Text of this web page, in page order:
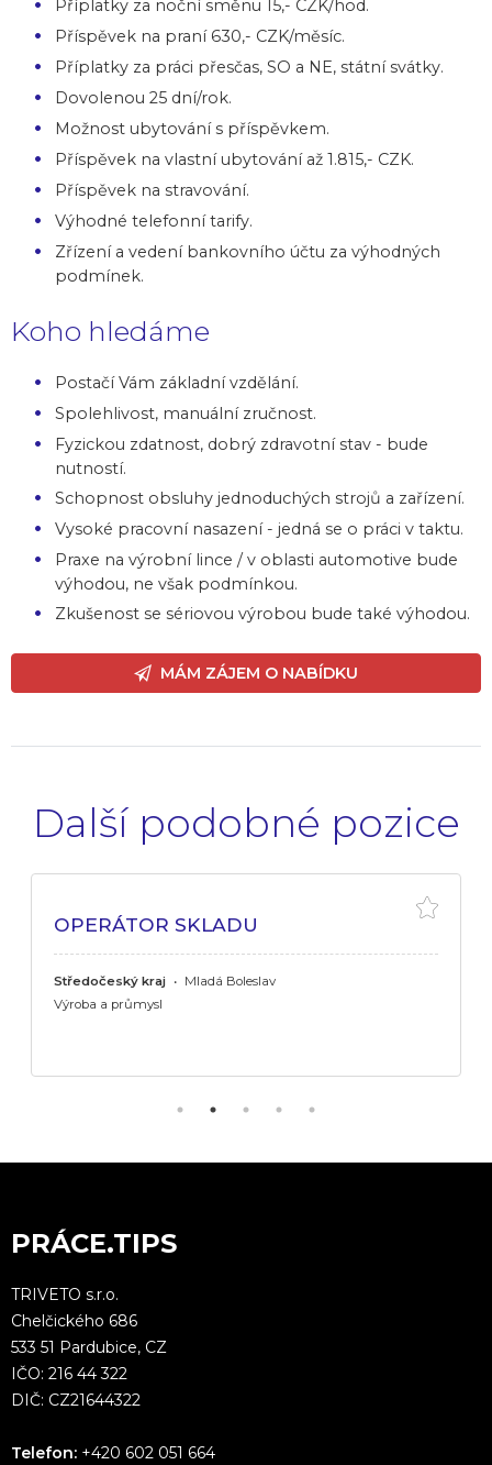
Příplatky za noční směnu 15,- CZK/hod.
Příspěvek na praní 630,- CZK/měsíc.
Příplatky za práci přesčas, SO a NE, státní svátky.
Dovolenou 25 dní/rok.
Možnost ubytování s příspěvkem.
Příspěvek na vlastní ubytování až 1.815,- CZK.
Příspěvek na stravování.
Výhodné telefonní tarify.
Zřízení a vedení bankovního účtu za výhodných
podmínek.
Koho hledáme
Postačí Vám základní vzdělání.
Spolehlivost, manuální zručnost.
Fyzickou zdatnost, dobrý zdravotní stav - bude
nutností.
Schopnost obsluhy jednoduchých strojů a zařízení.
Vysoké pracovní nasazení - jedná se o práci v taktu.
Praxe na výrobní lince / v oblasti automotive bude
výhodou, ne však podmínkou.
Zkušenost se sériovou výrobou bude také výhodou.
MÁM ZÁJEM O NABÍDKU
Další podobné pozice
OPERÁTOR SKLADU
Středočeský kraj • Mladá Boleslav
Výroba a průmysl
PRÁCE.TIPS
TRIVETO s.r.o.
Chelčického 686
533 51 Pardubice, CZ
IČO: 216 44 322
DIČ: CZ21644322
Telefon: +420 602 051 664